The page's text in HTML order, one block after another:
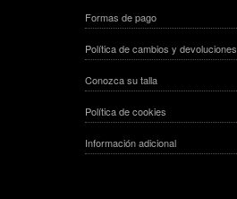
Formas de pago
Política de cambios y devoluciones
Conozca su talla
Política de cookies
Información adicional